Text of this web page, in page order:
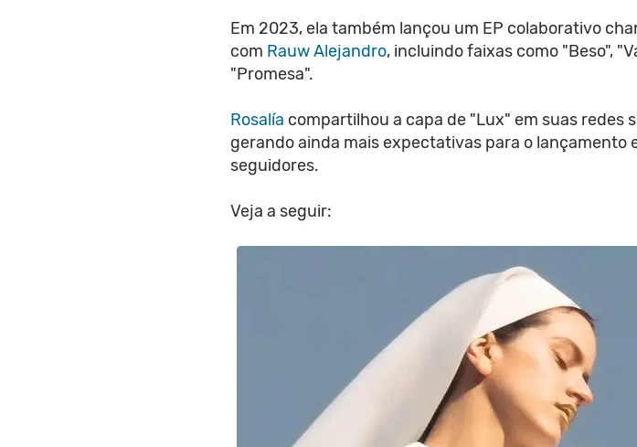
Em 2023, ela também lançou um EP colaborativo
com Rauw Alejandro, incluindo faixas como "Beso",
"Promesa".
Rosalía compartilhou a capa de "Lux" em suas redes
gerando ainda mais expectativas para o lançamento
seguidores.
Veja a seguir: